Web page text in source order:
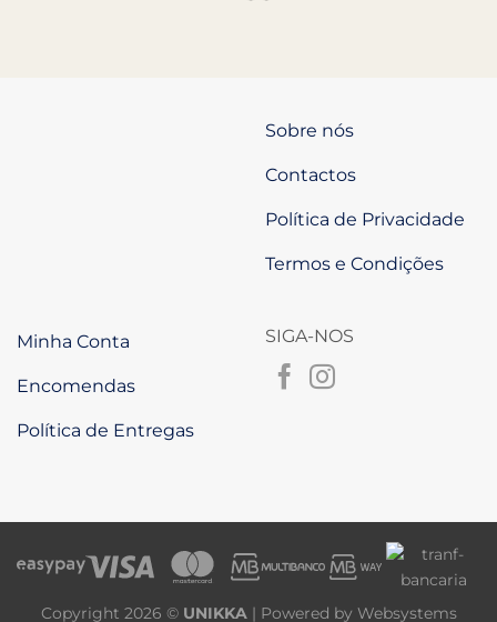
Sobre nós
Contactos
Política de Privacidade
Termos e Condições
Minha Conta
Encomendas
Política de Entregas
SIGA-NOS
Copyright 2026 © UNIKKA| Powered by Websystems